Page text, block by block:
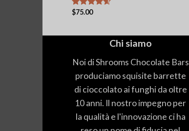
Valutato
$75.00
Chi siamo
Noi di Shrooms Chocolate Bars
produciamo squisite barrette
di cioccolato ai funghi da oltre
10 anni. Il nostro impegno per
la qualità e l'innovazione ci ha